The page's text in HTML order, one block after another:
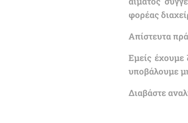
φορέας
Απίστευτα
Εμείς έχουμε
υποβάλουμε
Διαβάστε